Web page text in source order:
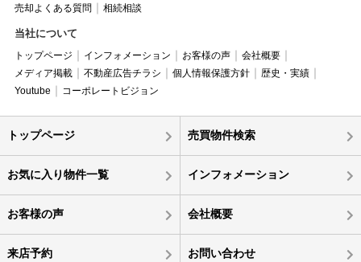
売却よくある質問
相続相談
当社について
トップページ インフォメーション お客様の声
会社概要
メディア掲載
不動産広告チラシ 個人情報保護方針
歴史・実績
Youtube
コーポレートビジョン
トップページ 売買物件検索
お気に入り物件一覧 インフォメーション
お客様の声 会社概要
来店予約 お問い合わせ